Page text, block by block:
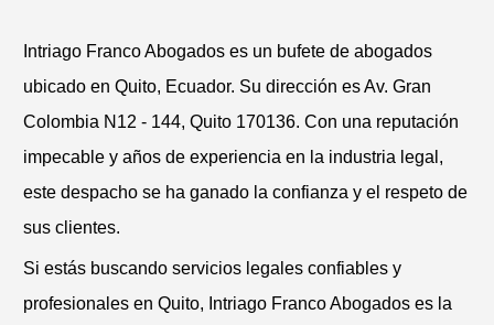
Intriago Franco Abogados es un bufete de abogados
ubicado en Quito, Ecuador. Su dirección es Av. Gran
Colombia N12 - 144, Quito 170136. Con una reputación
impecable y años de experiencia en la industria legal,
este despacho se ha ganado la confianza y el respeto de
sus clientes.
Si estás buscando servicios legales confiables y
profesionales en Quito, Intriago Franco Abogados es la